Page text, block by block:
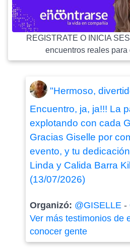
REGISTRATE O INICIA
encuentros reales para
"Hermoso,
Encuentro, ja, ja!!! La
explotando con cada
Gracias Giselle por
evento, y tu
Linda y Calida Barra
(13/07/2026)
Organizó: @GISELLE-
Ver más testimonios de
conocer gente